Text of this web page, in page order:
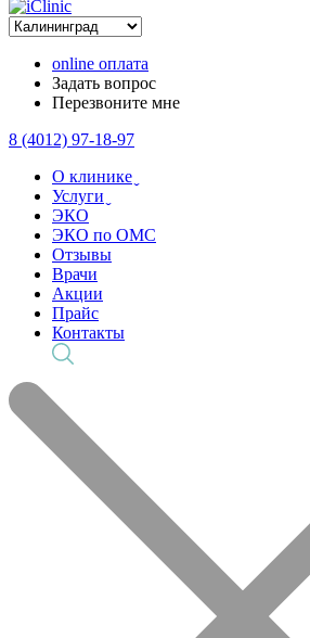
online оплата
Задать вопрос
Перезвоните мне
8 (4012) 97-18-97
О клинике ̬
Услуги ̬
ЭКО
ЭКО по ОМС
Отзывы
Врачи
Акции
Прайс
Контакты